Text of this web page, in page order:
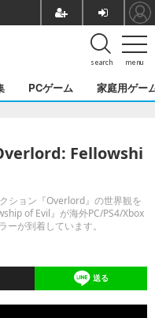
menu
search
PCゲーム 家庭用ゲー
Fellowshi
ション『Overlord』の世界観を
of Evil』が海外PC/PS4/Xbox
が到着しています。
送る